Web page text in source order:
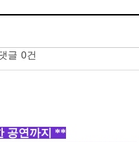
글 0건
공연까지 **